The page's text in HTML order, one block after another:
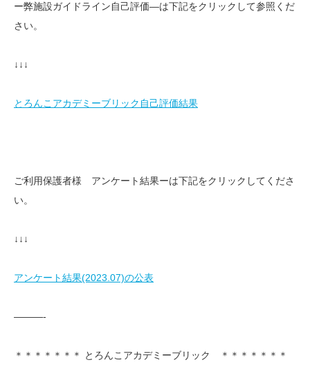
ー弊施設ガイドライン自己評価—は下記をクリックして参照くだ
さい。
↓↓↓
とろんこアカデミーブリック自己評価結果
ご利用保護者様 アンケート結果ーは下記をクリックしてくださ
い。
↓↓↓
アンケート結果(2023.07)の公表
———-
＊＊＊＊＊＊＊ とろんこアカデミーブリック ＊＊＊＊＊＊＊